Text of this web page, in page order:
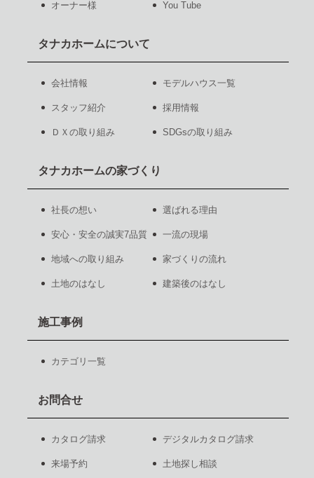
オーナー様 You Tube
タナカホームについて
会社情報 モデルハウス一覧
スタッフ紹介 採用情報
ＤＸの取り組み SDGsの取り組み
タナカホームの家づくり
社長の想い 選ばれる理由
安心・安全の誠実7品質 一流の現場
地域への取り組み 家づくりの流れ
土地のはなし 建築後のはなし
施工事例
カテゴリ一覧
お問合せ
カタログ請求 デジタルカタログ請求
来場予約 土地探し相談